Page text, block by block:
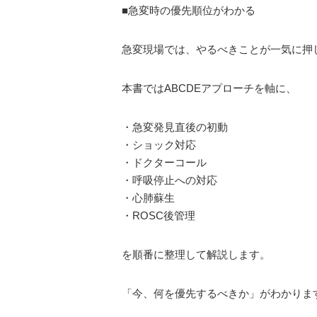
■急変時の優先順位がわかる
急変現場では、やるべきことが一気に押
本書ではABCDEアプローチを軸に、
・急変発見直後の初動
・ショック対応
・ドクターコール
・呼吸停止への対応
・心肺蘇生
・ROSC後管理
を順番に整理して解説します。
「今、何を優先するべきか」がわかりま